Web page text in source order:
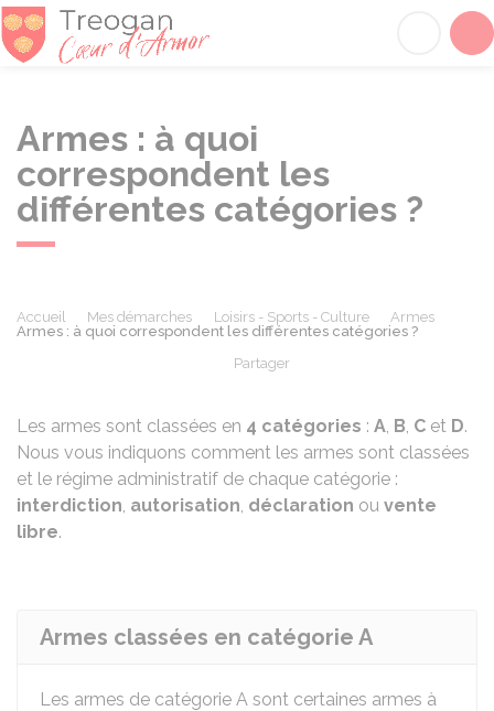
Armes : à quoi
correspondent les
différentes catégories ?
Accueil Mes démarches Loisirs - Sports - Culture
Armes
Armes : à quoi correspondent les différentes catégories ?
Partager
Les armes sont classées en 4 catégories : A, B, C et D.
Nous vous indiquons comment les armes sont classées
et le régime administratif de chaque catégorie :
interdiction, autorisation, déclaration ou vente
libre.
Armes classées en catégorie A
Les armes de catégorie A sont certaines armes à